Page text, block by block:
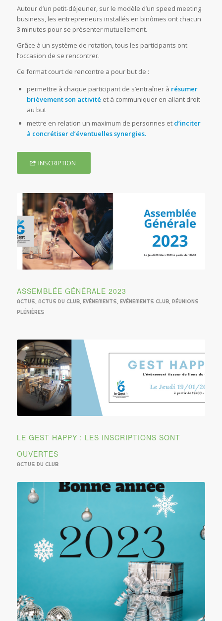
Autour d’un petit-déjeuner, sur le modèle d’un speed meeting
business, les entrepreneurs installés en binômes ont chacun
3 minutes pour se présenter mutuellement.
Grâce à un système de rotation, tous les participants ont
l’occasion de se rencontrer.
Ce format court de rencontre a pour but de :
permettre à chaque participant de s’entraîner à résumer
brièvement son activité et à communiquer en allant droit
au but
mettre en relation un maximum de personnes et d’inciter
à concrétiser d’éventuelles synergies.
INSCRIPTION
ASSEMBLÉE GÉNÉRALE 2023
ACTUS, ACTUS DU CLUB, EVÉNEMENTS, EVÉNEMENTS CLUB, RÉUNIONS
PLÉNIÈRES
LE GEST HAPPY : LES INSCRIPTIONS SONT
OUVERTES
ACTUS DU CLUB